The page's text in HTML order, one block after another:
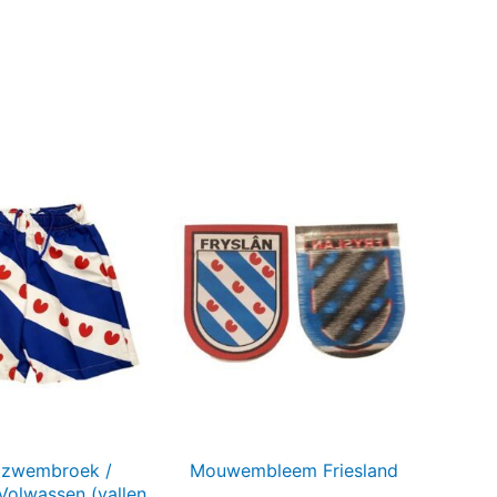
/
Mouwembleem Friesland